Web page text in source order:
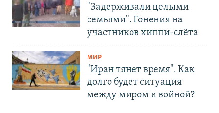
"Задерживали целыми
семьями". Гонения на
участников хиппи-слёта
МИР
"Иран тянет время". Как
долго будет ситуация
между миром и войной?